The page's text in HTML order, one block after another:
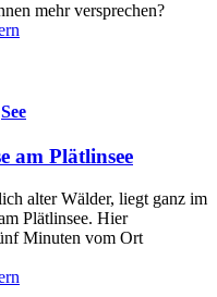
mehr versprechen?
See
am Plätlinsee
alter Wälder, liegt ganz im
Plätlinsee. Hier
Minuten vom Ort